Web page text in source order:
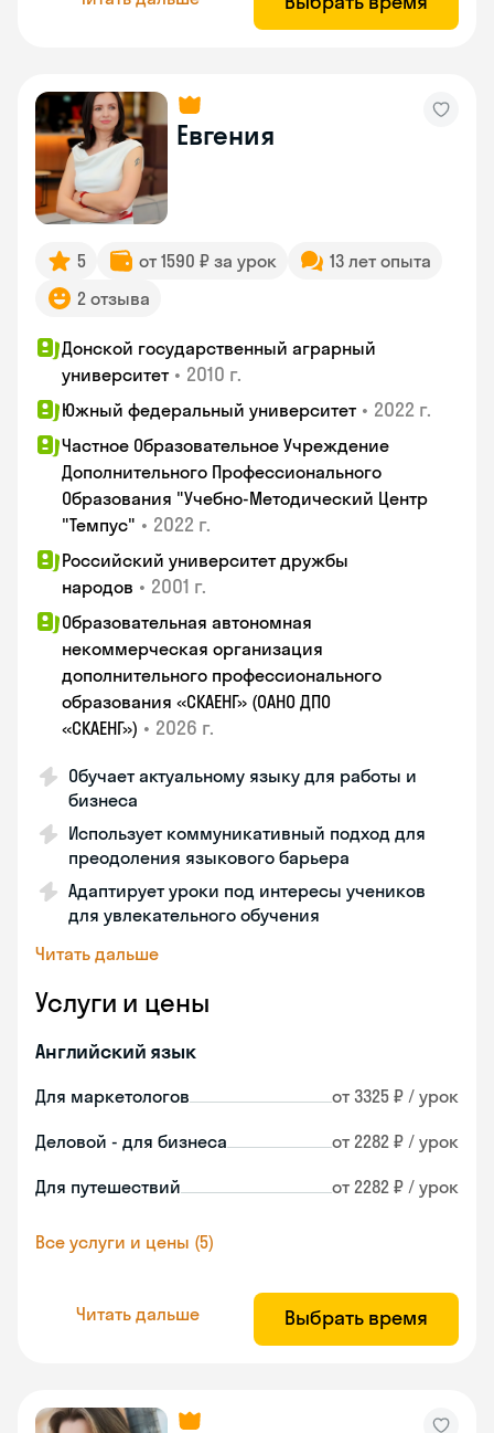
Евгения
5 от 1590 ₽ за урок
13 лет опыта
2 отзыва
Донской государственный аграрный
университет • 2010 г.
Южный федеральный университет • 2022 г.
Частное Образовательное Учреждение
Дополнительного Профессионального
Образования "Учебно-Методический Центр
"Темпус" • 2022 г.
Российский университет дружбы
народов • 2001 г.
Образовательная автономная
некоммерческая организация
дополнительного профессионального
образования «СКАЕНГ» (ОАНО ДПО
«СКАЕНГ») • 2026 г.
Обучает актуальному языку для работы и
бизнеса
Использует коммуникативный подход для
преодоления языкового барьера
Адаптирует уроки под интересы учеников
для увлекательного обучения
Читать дальше
Услуги и цены
Английский язык
Для маркетологов от 3325 ₽ / урок
Деловой - для бизнеса от 2282 ₽ / урок
Для путешествий от 2282 ₽ / урок
Все услуги и цены (5)
Читать дальше Выбрать время